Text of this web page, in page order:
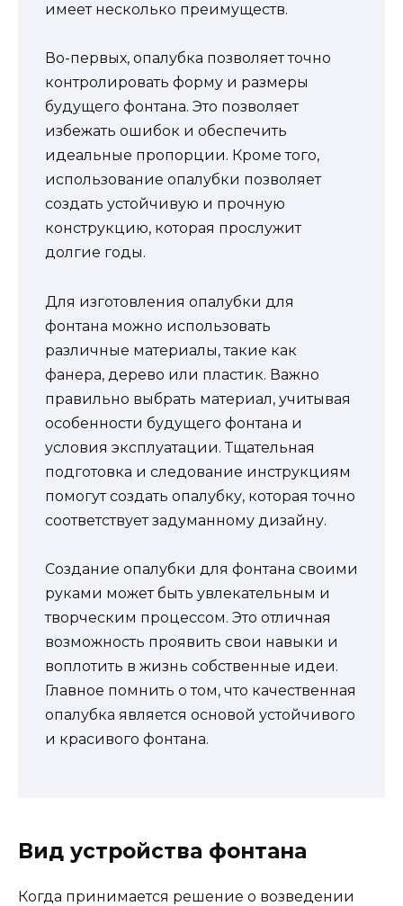
имеет несколько преимуществ.
Во-первых, опалубка позволяет точно
контролировать форму и размеры
будущего фонтана. Это позволяет
избежать ошибок и обеспечить
идеальные пропорции. Кроме того,
использование опалубки позволяет
создать устойчивую и прочную
конструкцию, которая прослужит
долгие годы.
Для изготовления опалубки для
фонтана можно использовать
различные материалы, такие как
фанера, дерево или пластик. Важно
правильно выбрать материал, учитывая
особенности будущего фонтана и
условия эксплуатации. Тщательная
подготовка и следование инструкциям
помогут создать опалубку, которая точно
соответствует задуманному дизайну.
Создание опалубки для фонтана своими
руками может быть увлекательным и
творческим процессом. Это отличная
возможность проявить свои навыки и
воплотить в жизнь собственные идеи.
Главное помнить о том, что качественная
опалубка является основой устойчивого
и красивого фонтана.
Вид устройства фонтана
Когда принимается решение о возведении